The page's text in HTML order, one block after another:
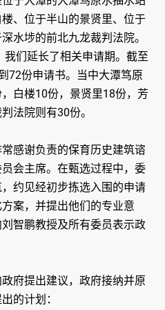
、位于半山的景贤里、位于
水埗的前北九龙裁判法院。
们延长了相关申请期。截至
72份申请书。当中大潭笃原
白楼10份，景贤里18份，芳
法院则有30份。
谢负责的保育历史建筑谘
会主席。在甄选过程中，委
约见经初步拣选入围的申请
案，并提出他们的专业意
智鹏教授及所有委员表示政
提出建议，政府接纳并原
的计划：